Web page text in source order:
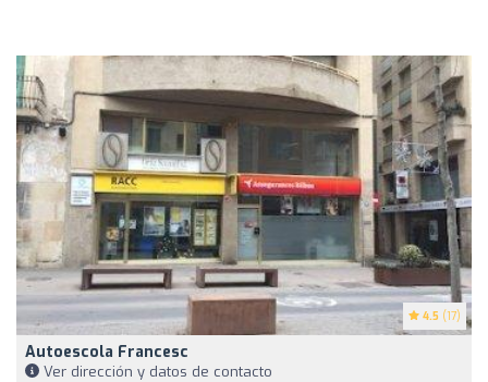
4.5 (17)
Autoescola Francesc
Ver dirección y datos de contacto